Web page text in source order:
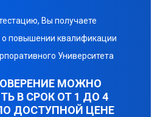
Вы получаете
о повышении квалификации
Университета
МОЖНО
В СРОК ОТ 1 ДО 4
ДОСТУПНОЙ ЦЕНЕ